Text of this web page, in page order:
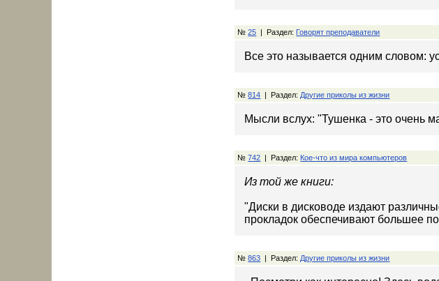
№25 | Раздел: Говорят преподаватели
Все это называется одним словом:
№814 | Раздел: Другие приколы из жизни
Мысли вслух: "Тушенка - это очень
№742 | Раздел: Кое-что из мира компьютеров
Из той же книги:
"Диски в дисководе издают
прокладок обеспечивают большее
№863 | Раздел: Другие приколы из жизни